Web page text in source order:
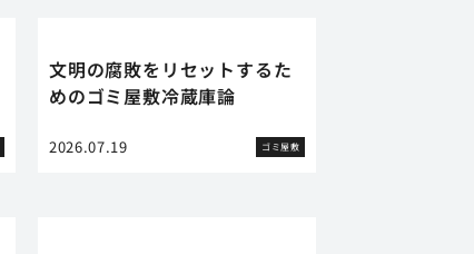
文明の腐敗をリセットするた
めのゴミ屋敷冷蔵庫論
2026.07.19 ゴミ屋敷